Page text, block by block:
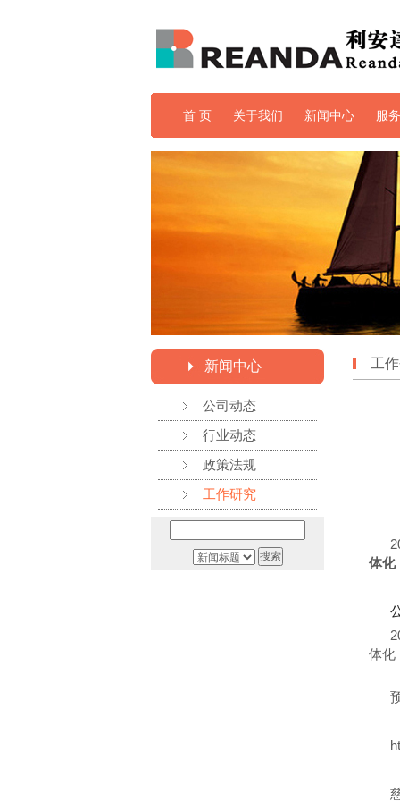
首 页 关于我们 新闻中心 服
新闻中心
公司动态
行业动态
政策法规
工作研究
工
体化
体化